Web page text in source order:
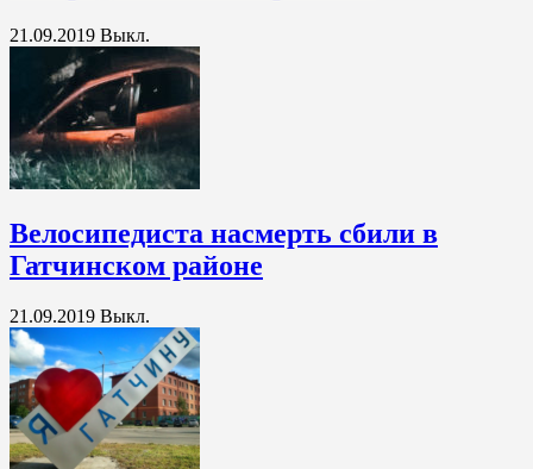
21.09.2019 Выкл.
Велосипедиста насмерть сбили в
Гатчинском районе
21.09.2019 Выкл.